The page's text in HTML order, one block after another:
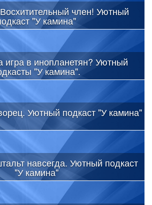
член! Уютный
"У камина"
игра в инопланетян? Уютный
"У камина".
Уютный подкаст "У камина"
навсегда. Уютный подкаст
"У камина"